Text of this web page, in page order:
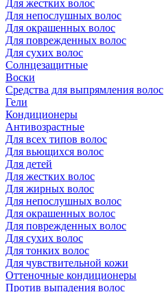
Для жестких волос
Для непослушных волос
Для окрашенных волос
Для поврежденных волос
Для сухих волос
Солнцезащитные
Воски
Средства для выпрямления волос
Гели
Кондиционеры
Антивозрастные
Для всех типов волос
Для вьющихся волос
Для детей
Для жестких волос
Для жирных волос
Для непослушных волос
Для окрашенных волос
Для поврежденных волос
Для сухих волос
Для тонких волос
Для чувствительной кожи
Оттеночные кондиционеры
Против выпадения волос